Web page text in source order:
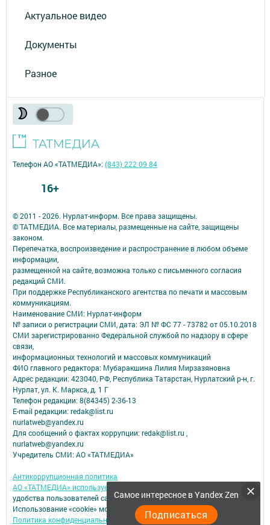
Актуальное видео
Документы
Разное
Самое интересное в Yandex Zen
Подписаться
© 2011 - 2026. Нурлат-⁠информ. Все права защищены.
© ТАТМЕДИА. Все материалы, размещенные на сайте, защищены
законом.
Перепечатка, воспроизведение и распространение в любом объеме
информации,
размещенной на сайте, возможна только с письменного согласия
редакций СМИ.
При поддержке Республиканского агентства по печати и массовым
коммуникациям.
Наименование СМИ: Нурлат-⁠информ
№ записи о регистрации СМИ, дата: ЭЛ № ФС 77 -⁠ 73782 от 05.10.2018
СМИ зарегистрированно Федеральной службой по надзору в сфере
связи,
информационных технологий и массовых коммуникаций
ФИО главного редактора: Мубаракшина Лилия Мирзазяновна
Адрес редакции: 423040, РФ, Республика Татарстан, Нурлатский р-н, г.
Нурлат, ул. К. Маркса, д. 1 Г
Телефон редакции: 8(84345) 2-36-13
E-mail редакции: redak@list.ru
nurlatweb@yandex.ru
Для сообщений о фактах коррупции: redak@list.ru ,
nurlatweb@yandex.ru
Учредитель СМИ: АО «ТАТМЕДИА»
Антикоррупционная политика
АО «ТАТМЕДИА» использует «cookie»
для персонализации сервисов и
удобства пользователей сайтом.
Использование «cookie» можно отменить в настройках браузера.
Политика конфиденциальности
Телефон АО «ТАТМЕДИА»:(843) 222 09 84
16+